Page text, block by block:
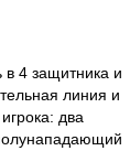
в 4 защитника и
линия и
два